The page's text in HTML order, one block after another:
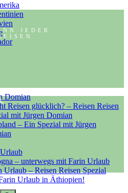
Domian
Reisen glücklich? – Reisen Reisen
mit Jürgen Domian
– Ein Spezial mit Jürgen
– unterwegs mit Farin Urlaub
Urlaub – Reisen Reisen Spezial
Urlaub in Äthiopien!
JEDER.